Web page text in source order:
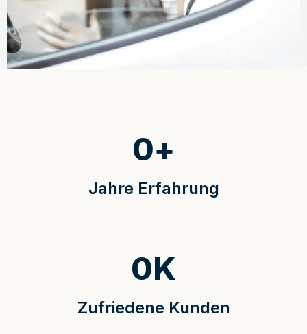
Jahre Erfahrung
0+
Zufriedene Kunden
0K